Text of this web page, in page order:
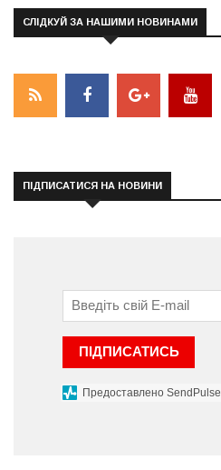
СЛІДКУЙ ЗА НАШИМИ НОВИНАМИ
ПІДПИСАТИСЯ НА НОВИНИ
ПІДПИСАТИСЬ
Предоставлено SendPulse